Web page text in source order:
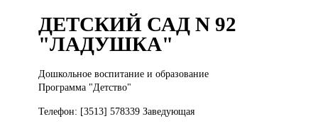
ДЕТСКИЙ САД N 92
"ЛАДУШКА"
Дошкольное воспитаниеи образование
Программа "Детство"
Телефон: [3513] 578339 Заведующая